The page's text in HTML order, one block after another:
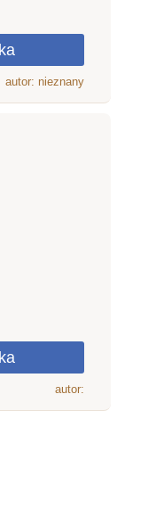
autor: nieznany
autor: